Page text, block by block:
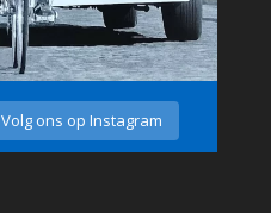
Volg ons op Instagram